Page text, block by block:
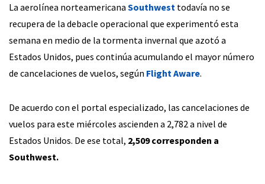
La aerolínea norteamericana Southwest todavía no se
recupera de la debacle operacional que experimentó esta
semana en medio de la tormenta invernal que azotó a
Estados Unidos, pues continúa acumulando el mayor número
de cancelaciones de vuelos, según Flight Aware.
De acuerdo con el portal especializado, las cancelaciones de
vuelos para este miércoles ascienden a 2,782 a nivel de
Estados Unidos. De ese total, 2,509 corresponden a
Southwest.